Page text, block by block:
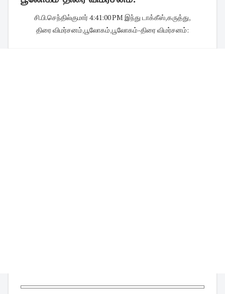
சி.பி.செந்தில்குமார்4:41:00 PM இந்து டாக்கீஸ்,கருத்து,
திரை விமர்சனம்,பூலோகம்,பூலோகம்-திரை விமர்சனம்: